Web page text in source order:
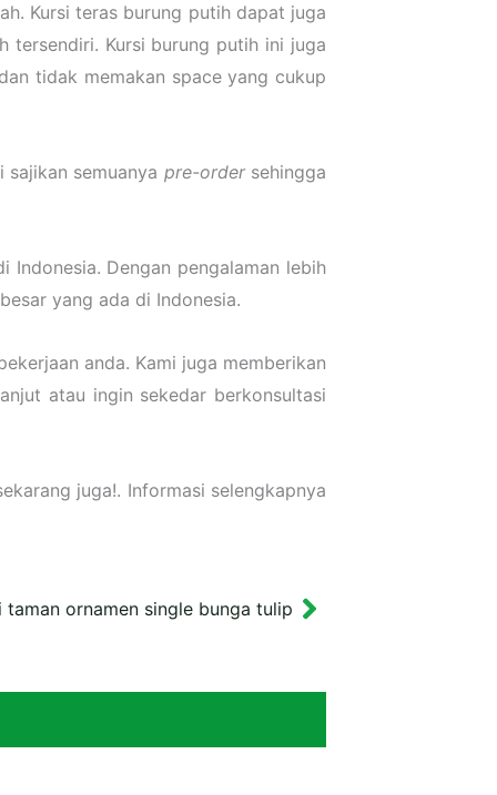
Kursi teras burung putih dapat juga
tersendiri. Kursi burung putih ini juga
tidak memakan space yang cukup
semuanya pre-ordersehingga
Dengan pengalaman lebih
yang ada di Indonesia.
anda. Kami juga memberikan
atau ingin sekedar berkonsultasi
juga!. Informasi selengkapnya
taman ornamen single bunga tulip Next